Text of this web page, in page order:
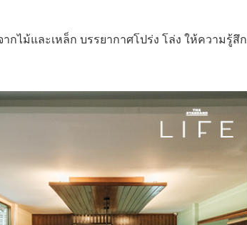
ไม้และเหล็ก บรรยากาศโปร่ง โล่ง ให้ความรู้สึก